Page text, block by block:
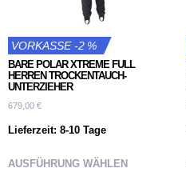
VORKASSE -2 %
BARE POLAR XTREME FULL
HERREN TROCKENTAUCH-
UNTERZIEHER
679,00 €
Lieferzeit: 8-10 Tage
AUSFÜHRUNG WÄHLEN